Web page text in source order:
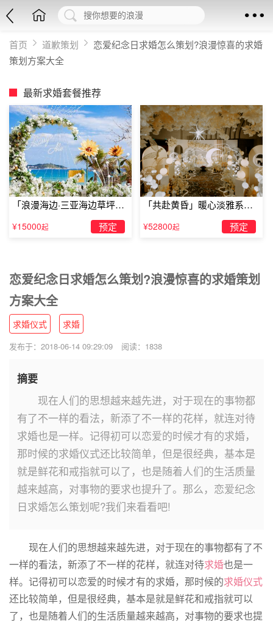
首页 道歉策划
恋爱纪念日求婚怎么策划?浪漫惊喜的求婚
策划方案大全
最新求婚套餐推荐
「浪漫海边·三亚海边草坪浪
漫求婚」
¥15000起 预定
「共赴黄昏」暖心淡雅系求
婚仪式
¥52800起 预定
恋爱纪念日求婚怎么策划?浪漫惊喜的求婚策划
方案大全
求婚仪式 求婚
发布于：2018-06-14 09:29:09 阅读：1838
摘要
现在人们的思想越来越先进，对于现在的事物都
有了不一样的看法，新添了不一样的花样，就连对待
求婚也是一样。记得初可以恋爱的时候才有的求婚，
那时候的求婚仪式还比较简单，但是很经典，基本是
就是鲜花和戒指就可以了，也是随着人们的生活质量
越来越高，对事物的要求也提升了。那么，恋爱纪念
日求婚怎么策划呢?我们来看看吧!
现在人们的思想越来越先进，对于现在的事物都有了不
一样的看法，新添了不一样的花样，就连对待求婚也是一
样。记得初可以恋爱的时候才有的求婚，那时候的求婚仪式
还比较简单，但是很经典，基本是就是鲜花和戒指就可以
了，也是随着人们的生活质量越来越高，对事物的要求也提